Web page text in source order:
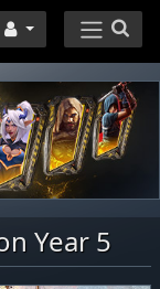
Year 5